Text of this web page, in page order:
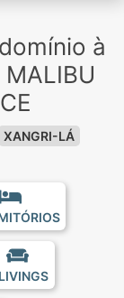
à
XANGRI-LÁ